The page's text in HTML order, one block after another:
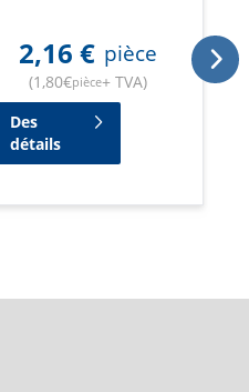
2,16 € pièce
(1,80€pièce+ TVA)
Des
détails